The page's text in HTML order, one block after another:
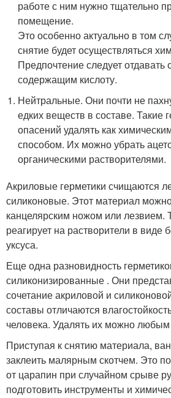
работе с ним нужно тщательно
помещение.
Это особенно актуально в том
снятие будет осуществляться
Предпочтение следует отдавать
содержащим кислоту.
Нейтральные. Они почти не
едких веществ в составе. Такие
опасений удалять как
способом. Их можно убрать
органическими растворителями.
Акриловые герметики счищаются
силиконовые. Этот материал
канцелярским ножом или лезвием.
реагирует на растворители в виде
уксуса.
Еще одна разновидность
силиконизированные . Они
сочетание акриловой и
составы отличаются
человека. Удалять их можно
Приступая к снятию материала,
заклеить малярным скотчем. Это
от царапин при случайном срыве
подготовить инструменты и